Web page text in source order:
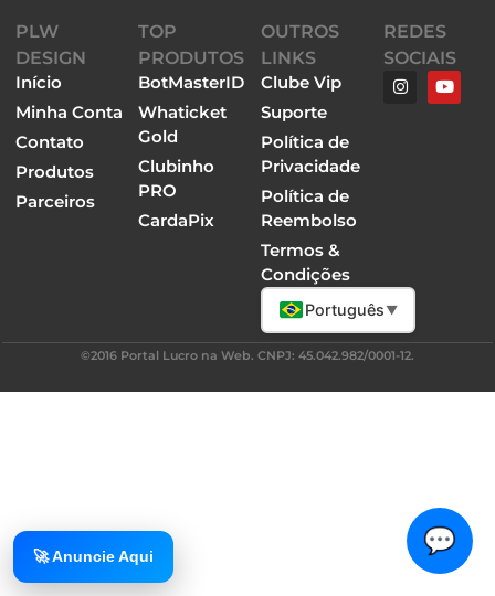
PLW
DESIGN
Início
Minha Conta
Contato
Produtos
Parceiros
TOP
PRODUTOS
BotMasterID
Whaticket
Gold
Clubinho
PRO
CardaPix
💬
OUTROS
LINKS
Clube Vip
Suporte
Política de
Privacidade
Política de
Reembolso
Termos &
Condições
Português ▼
REDES
SOCIAIS
©2016 Portal Lucro na Web. CNPJ: 45.042.982/0001-12.
🚀 Anuncie Aqui